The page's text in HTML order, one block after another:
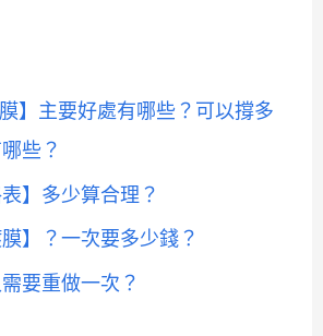
】主要好處有哪些？可以撐多
些？
】多少算合理？
】？一次要多少錢？
要重做一次？